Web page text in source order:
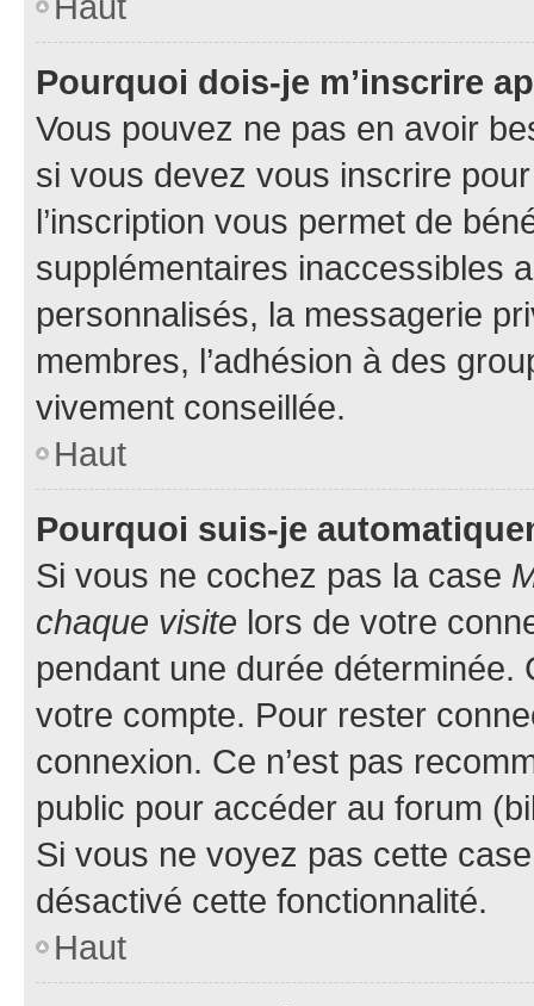
Pourquoi dois-je m’inscrire
Vous pouvez ne pas en avoir
si vous devez vous inscrire
l’inscription vous permet de
supplémentaires inaccessibles
personnalisés, la messagerie
membres, l’adhésion à des
vivement conseillée.
Haut
Pourquoi suis-je
Si vous ne cochez pas la case
chaque visite lors de votre
pendant une durée déterminée.
votre compte. Pour rester
connexion. Ce n’est pas
public pour accéder au forum
Si vous ne voyez pas cette
désactivé cette fonctionnalité.
Haut